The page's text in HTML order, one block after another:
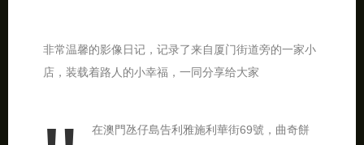
非常温馨的影像日记，记录了来自厦门街道旁的一家小
店，装载着路人的小幸福，一同分享给大家
在澳門氹仔島告利雅施利華街69號，曲奇餅